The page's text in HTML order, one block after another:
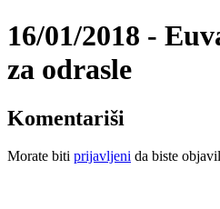
16/01/2018 -
za odrasle
Komentariši
Morate biti prijavljeni da biste